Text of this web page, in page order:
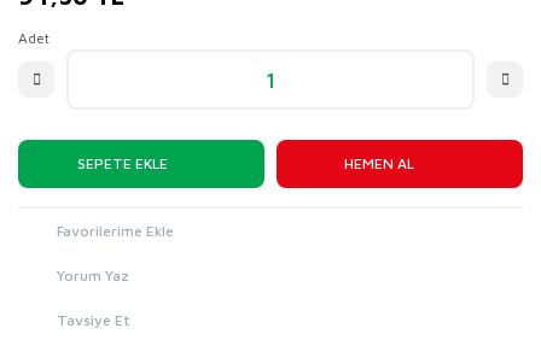
Adet
SEPETE EKLE HEMEN AL
Yorum Yaz
Tavsiye Et